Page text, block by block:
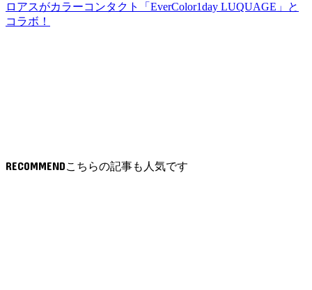
ロアスがカラーコンタクト「EverColor1day LUQUAGE」と
コラボ！
RECOMMEND